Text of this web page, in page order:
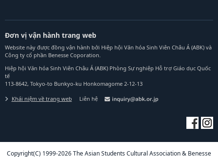
Đơn vị vận hành trang web
Website này được đồng vận hành bởi Hiệp hội Văn hóa Sinh Viên Châu Á (ABK) và
Công ty cổ phần Benesse Coporation.
Hiệp hội Văn hóa Sinh Viên Châu Á (ABK) Phòng Sự nghiệp Hỗ trợ Giáo dục Quốc
tế
113-8642, Tokyo-to Bunkyo-ku Honkomagome 2-12-13
Khái niệm về trang web Liên hệ
Copyright(C) 1999-2026 The Asian Students Cultural Association & Benesse